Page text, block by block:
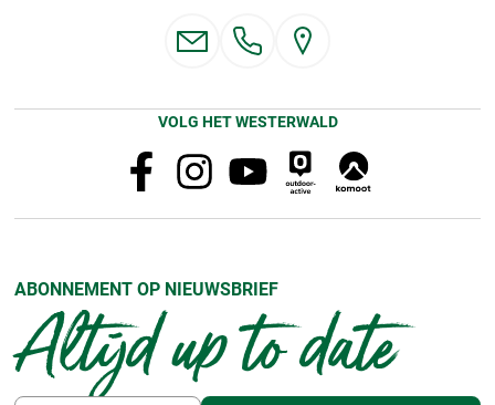
VOLG HET WESTERWALD
ABONNEMENT OP NIEUWSBRIEF
Altijd up to date